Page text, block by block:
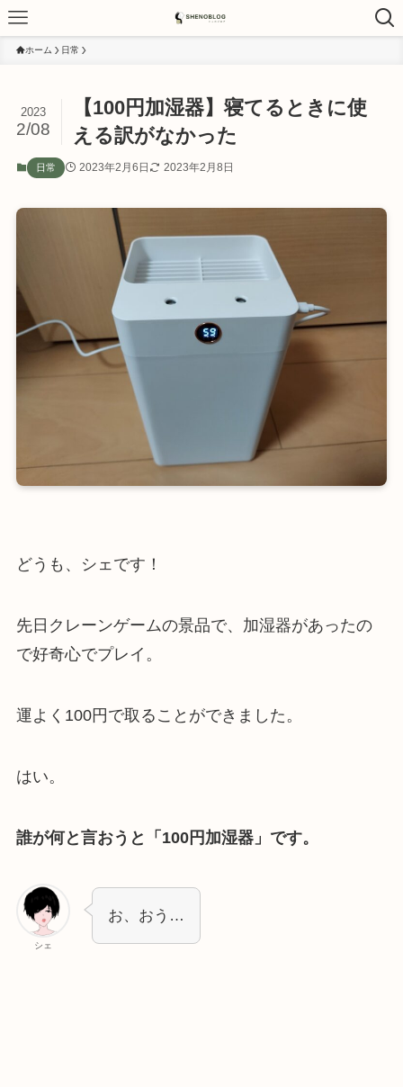
ホーム 日常
【100円加湿器】寝てるときに使
える訳がなかった
2023
2/08
日常 2023年2月6日 2023年2月8日
どうも、シェです！
先日クレーンゲームの景品で、加湿器があったの
で好奇心でプレイ。
運よく100円で取ることができました。
はい。
誰が何と言おうと「100円加湿器」です。
シェ
お、おう…